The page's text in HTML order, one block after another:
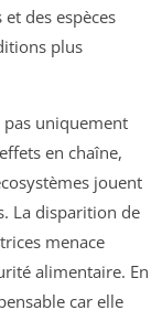
des espèces
plus
uniquement
en chaîne,
jouent
La disparition de
menace
alimentaire. En
car elle